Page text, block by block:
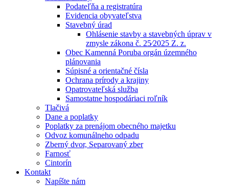
Podateľňa a registratúra
Evidencia obyvateľstva
Stavebný úrad
Ohlásenie stavby a stavebných úprav v
zmysle zákona č. 25⁄2025 Z. z.
Obec Kamenná Poruba orgán územného
plánovania
Súpisné a orientačné čísla
Ochrana prírody a krajiny
Opatrovateľská služba
Samostatne hospodáriaci roľník
Tlačivá
Dane a poplatky
Poplatky za prenájom obecného majetku
Odvoz komunálneho odpadu
Zberný dvor, Separovaný zber
Farnosť
Cintorín
Kontakt
Napíšte nám